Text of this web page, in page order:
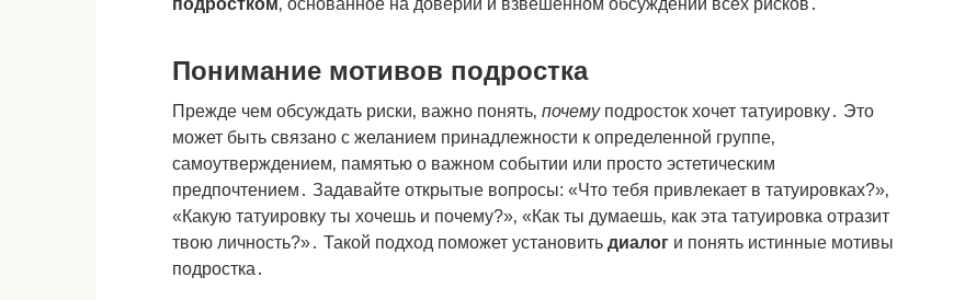
подростком‚ основанное на доверии и взвешенном обсуждении всех рисков․
Понимание мотивов подростка
Прежде чем обсуждать риски‚ важно понять‚ почемуподросток хочет татуировку․ Это
может быть связано с желанием принадлежности к определенной группе‚
самоутверждением‚ памятью о важном событии или просто эстетическим
предпочтением․ Задавайте открытые вопросы: «Что тебя привлекает в татуировках?»‚
«Какую татуировку ты хочешь и почему?»‚ «Как ты думаешь‚ как эта татуировка отразит
твою личность?»․ Такой подход поможет установить диалог и понять истинные мотивы
подростка․